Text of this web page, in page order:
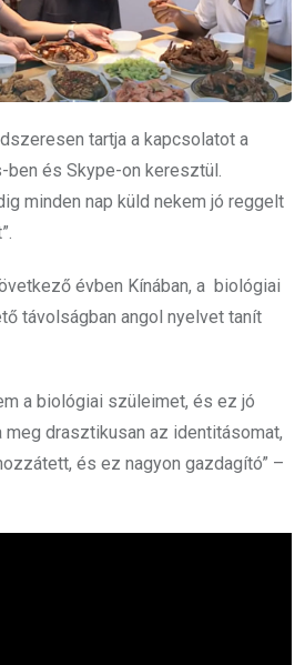
tartja a kapcsolatot a
és Skype-on keresztül.
minden nap küld nekem jó reggelt
évben Kínában, a biológiai
távolságban angol nyelvet tanít
a biológiai szüleimet, és ez jó
drasztikusan az identitásomat,
és ez nagyon gazdagító” –